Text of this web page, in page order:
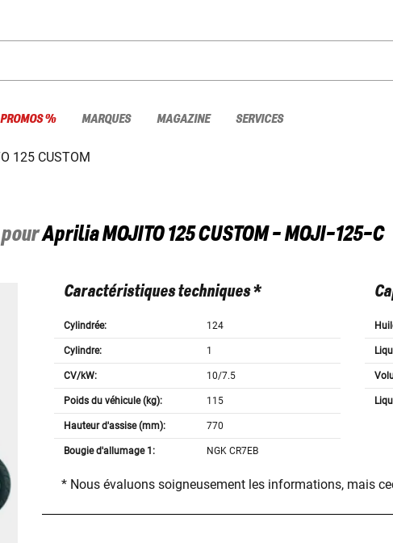
PROMOS % MARQUES MAGAZINE SERVICES
125 CUSTOM
pourApriliaMOJITO 125 CUSTOM - MOJI-125-C
Caractéristiques techniques *
Cylindrée: 124
Cylindre: 1
CV/kW: 10/7.5
Poids du véhicule (kg): 115
Hauteur d'assise (mm): 770
Bougie d'allumage 1: NGK CR7EB
* Nous évaluons soigneusement les informations, mais